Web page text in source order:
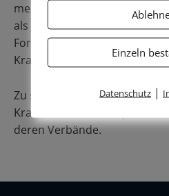
medizinrechtlich relevanten
als Referent regelmäßig bei
Krankenhäuser auf.
Zu seiner Klientel zählen
Krankenhäusern die
deren Verbände.
Einzeln
Datenschutz|